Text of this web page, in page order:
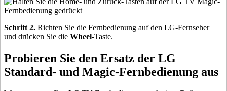
Schritt 2. Richten Sie die Fernbedienung auf den LG-Fernseher
und drücken Sie die Wheel-Taste.
Probieren Sie den Ersatz der LG
Standard- und Magic-Fernbedienung aus